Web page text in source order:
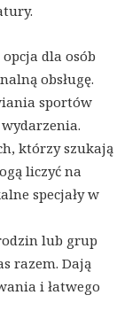
dla osób
obsługę.
sportów
którzy szukają
liczyć na
specjały w
lub grup
razem. Dają
i łatwego